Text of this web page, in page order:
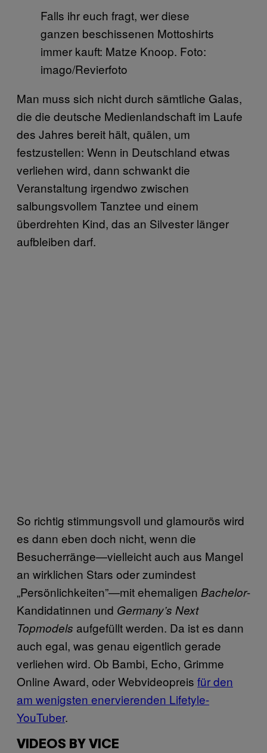
Falls ihr euch fragt, wer diese
ganzen beschissenen Mottoshirts
immer kauft: Matze Knoop. Foto:
imago/Revierfoto
Man muss sich nicht durch sämtliche Galas,
die die deutsche Medienlandschaft im Laufe
des Jahres bereit hält, quälen, um
festzustellen: Wenn in Deutschland etwas
verliehen wird, dann schwankt die
Veranstaltung irgendwo zwischen
salbungsvollem Tanztee und einem
überdrehten Kind, das an Silvester länger
aufbleiben darf.
So richtig stimmungsvoll und glamourös wird
es dann eben doch nicht, wenn die
Besucherränge—vielleicht auch aus Mangel
an wirklichen Stars oder zumindest
„Persönlichkeiten”—mit ehemaligen Bachelor-
Kandidatinnen und Germany’s Next
Topmodels aufgefüllt werden. Da ist es dann
auch egal, was genau eigentlich gerade
verliehen wird. Ob Bambi, Echo, Grimme
Online Award, oder Webvideopreis für den
am wenigsten enervierenden Lifetyle-
YouTuber.
VIDEOS BY VICE